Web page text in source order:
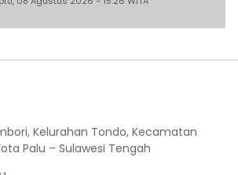
Kelurahan Tondo, Kecamatan
Palu – Sulawesi Tengah